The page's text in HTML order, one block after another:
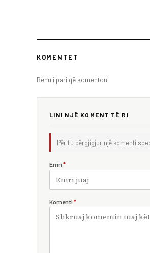
KOMENTET
Bëhu i pari që komenton!
LINI NJË KOMENT TË RI
Për t'u përgjigjur një komenti
Emri *
Komenti *